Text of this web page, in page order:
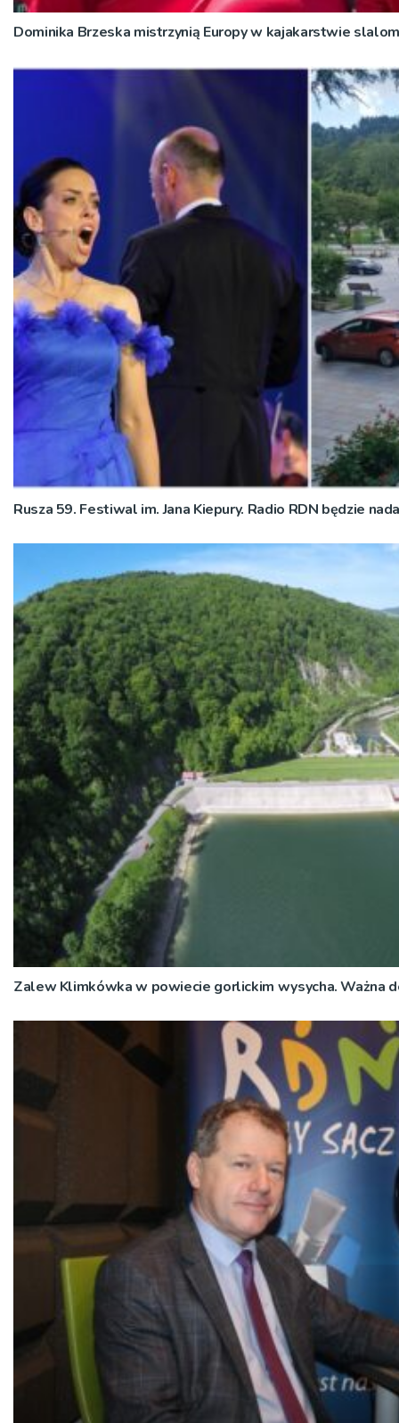
Dominika Brzeska mistrzynią Europy w kajakarstwie
Rusza 59. Festiwal im. Jana Kiepury. Radio RDN będzie
Zalew Klimkówka w powiecie gorlickim wysycha. Ważna